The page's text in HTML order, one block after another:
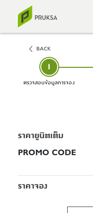
BACK
1
ตรวจสอบข้อมูลการจอง
ราคายูนิตเต็ม
PROMO CODE
ราคาจอง